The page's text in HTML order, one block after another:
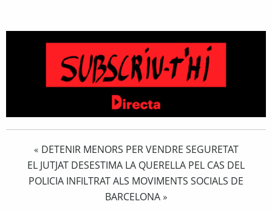
« DETENIR MENORS PER VENDRE SEGURETAT
EL JUTJAT DESESTIMA LA QUERELLA PEL CAS DEL
POLICIA INFILTRAT ALS MOVIMENTS SOCIALS DE
BARCELONA»